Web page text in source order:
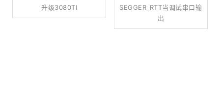
升级3080TI
SEGGER_RTT当调试串口输
出